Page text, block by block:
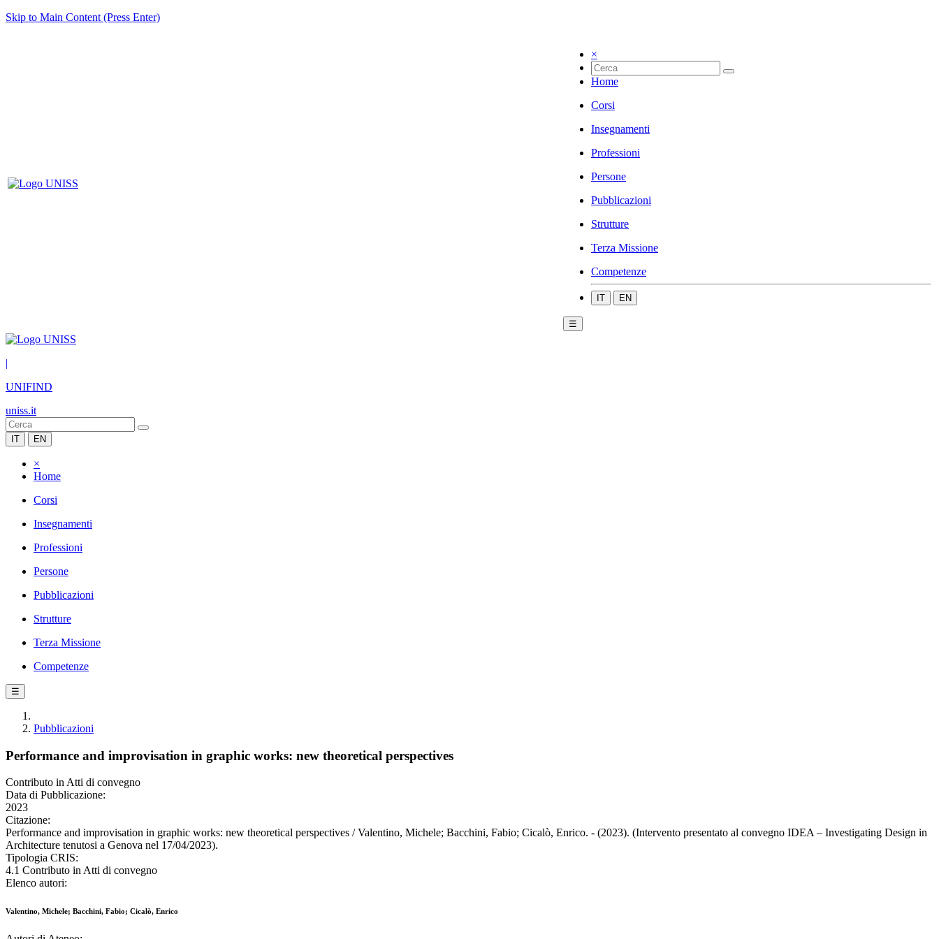
Skip to Main Content (Press Enter)
×
Home
Corsi
Insegnamenti
Professioni
Persone
Pubblicazioni
Strutture
Terza Missione
Competenze
IT EN
☰
|
UNIFIND
uniss.it
IT EN
×
Home
Corsi
Insegnamenti
Professioni
Persone
Pubblicazioni
Strutture
Terza Missione
Competenze
☰
Pubblicazioni
Performance and improvisation in graphic works: new theoretical perspectives
Contributo in Atti di convegno
Data di Pubblicazione:
2023
Citazione:
Performance and improvisation in graphic works: new theoretical perspectives / Valentino, Michele; Bacchini, Fabio; Cicalò, Enrico. - (2023). (Intervento presentato al convegno IDEA – Investigating Design in
Architecture tenutosi a Genova nel 17/04/2023).
Tipologia CRIS:
4.1 Contributo in Atti di convegno
Elenco autori:
Valentino, Michele; Bacchini, Fabio; Cicalò, Enrico